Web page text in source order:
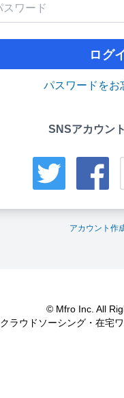
ログ
パスワードをお
SNSアカウン
アカウント作
© Mfro Inc. All
クラウドソーシング・在宅